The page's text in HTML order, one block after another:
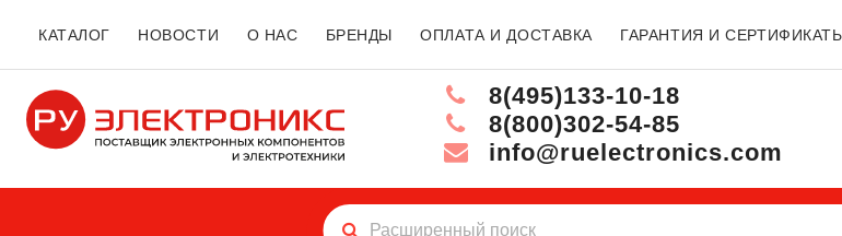
КАТАЛОГ НОВОСТИ О НАС БРЕНДЫ ОПЛАТА И ДОСТАВКА ГАРАНТИЯ И
8(495)133-10-18
8(800)302-54-85
info@ruelectronics.com